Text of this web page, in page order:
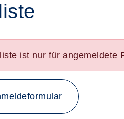
ist nur für angemeldete